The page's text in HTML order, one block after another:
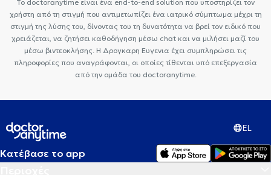
Το doctoranytime είναι ένα end-to-end solution που υποστηρίζει τον
χρήστη από τη στιγμή που αντιμετωπίζει ένα ιατρικό σύμπτωμα μέχρι τη
στιγμή της λύσης του, δίνοντας του τη δυνατότητα να βρεί τον ειδικό που
χρειάζεται, να ζητήσει καθοδήγηση μέσω chat και να μιλήσει μαζί του
μέσω βιντεοκλήσης. Η Δρογκαρη Ευγενια έχει συμπληρώσει τις
πληροφορίες που αναγράφονται, οι οποίες τίθενται υπό επεξεργασία
από την ομάδα του doctoranytime.
EL
Κατέβασε το app